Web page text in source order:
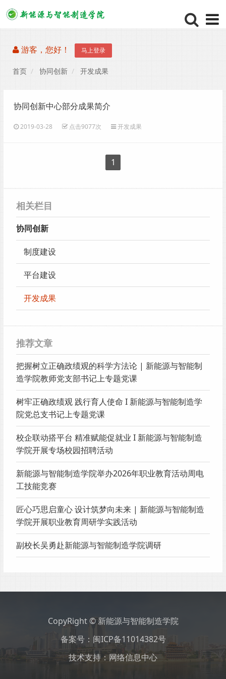
游客，您好！ 马上登录
首页 协同创新 开发成果
协同创新中心部分成果简介
2019-03-28 点击9077次 开发成果
1
相关栏目
协同创新
制度建设
平台建设
开发成果
推荐文章
把握树立正确政绩观的科学方法论 | 新能源与智能制
造学院教师党支部书记上专题党课
树牢正确政绩观 践行育人使命 I 新能源与智能制造学
院党总支书记上专题党课
校企联动搭平台 精准赋能促就业 I 新能源与智能制造
学院开展专场校园招聘活动
新能源与智能制造学院举办2026年职业教育活动周电
工技能竞赛
匠心巧思启童心 设计筑梦向未来 | 新能源与智能制造
学院开展职业教育周研学实践活动
副校长吴勇赴新能源与智能制造学院调研
CopyRight © 新能源与智能制造学院
备案号：闽ICP备11014382号
技术支持：网络信息中心